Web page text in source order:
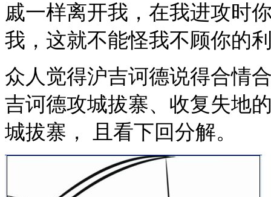
戚一样离开我，在我进攻时
我，这就不能怪我不顾你的
众人觉得沪吉诃德说得合情
吉诃德攻城拔寨、收复失地
城拔寨， 且看下回分解。